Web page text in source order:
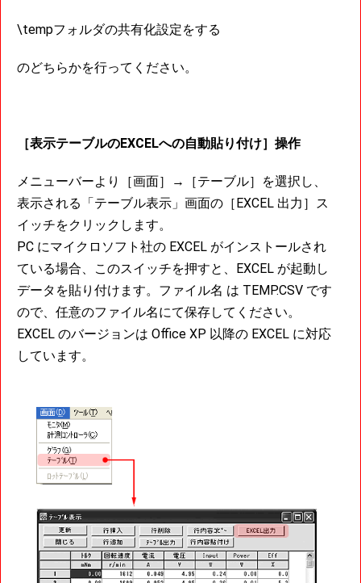
\tempフォルダの共有化設定をする
のどちらかを行ってください。
［表示テーブルのEXCELへの自動貼り付け］操作
メニューバーより［画面］→［テーブル］を選択し、
表示される「テーブル表示」画面の［EXCEL 出力］ス
イッチをクリックします。
PC にマイクロソフト社の EXCEL がインストールされ
ている場合、このスイッチを押すと、EXCEL が起動し
データを貼り付けます。ファイル名 は TEMP.CSV です
ので、任意のファイル名にて保存してください。
EXCEL のバージョンは Office XP 以降の EXCEL に対応
しています。